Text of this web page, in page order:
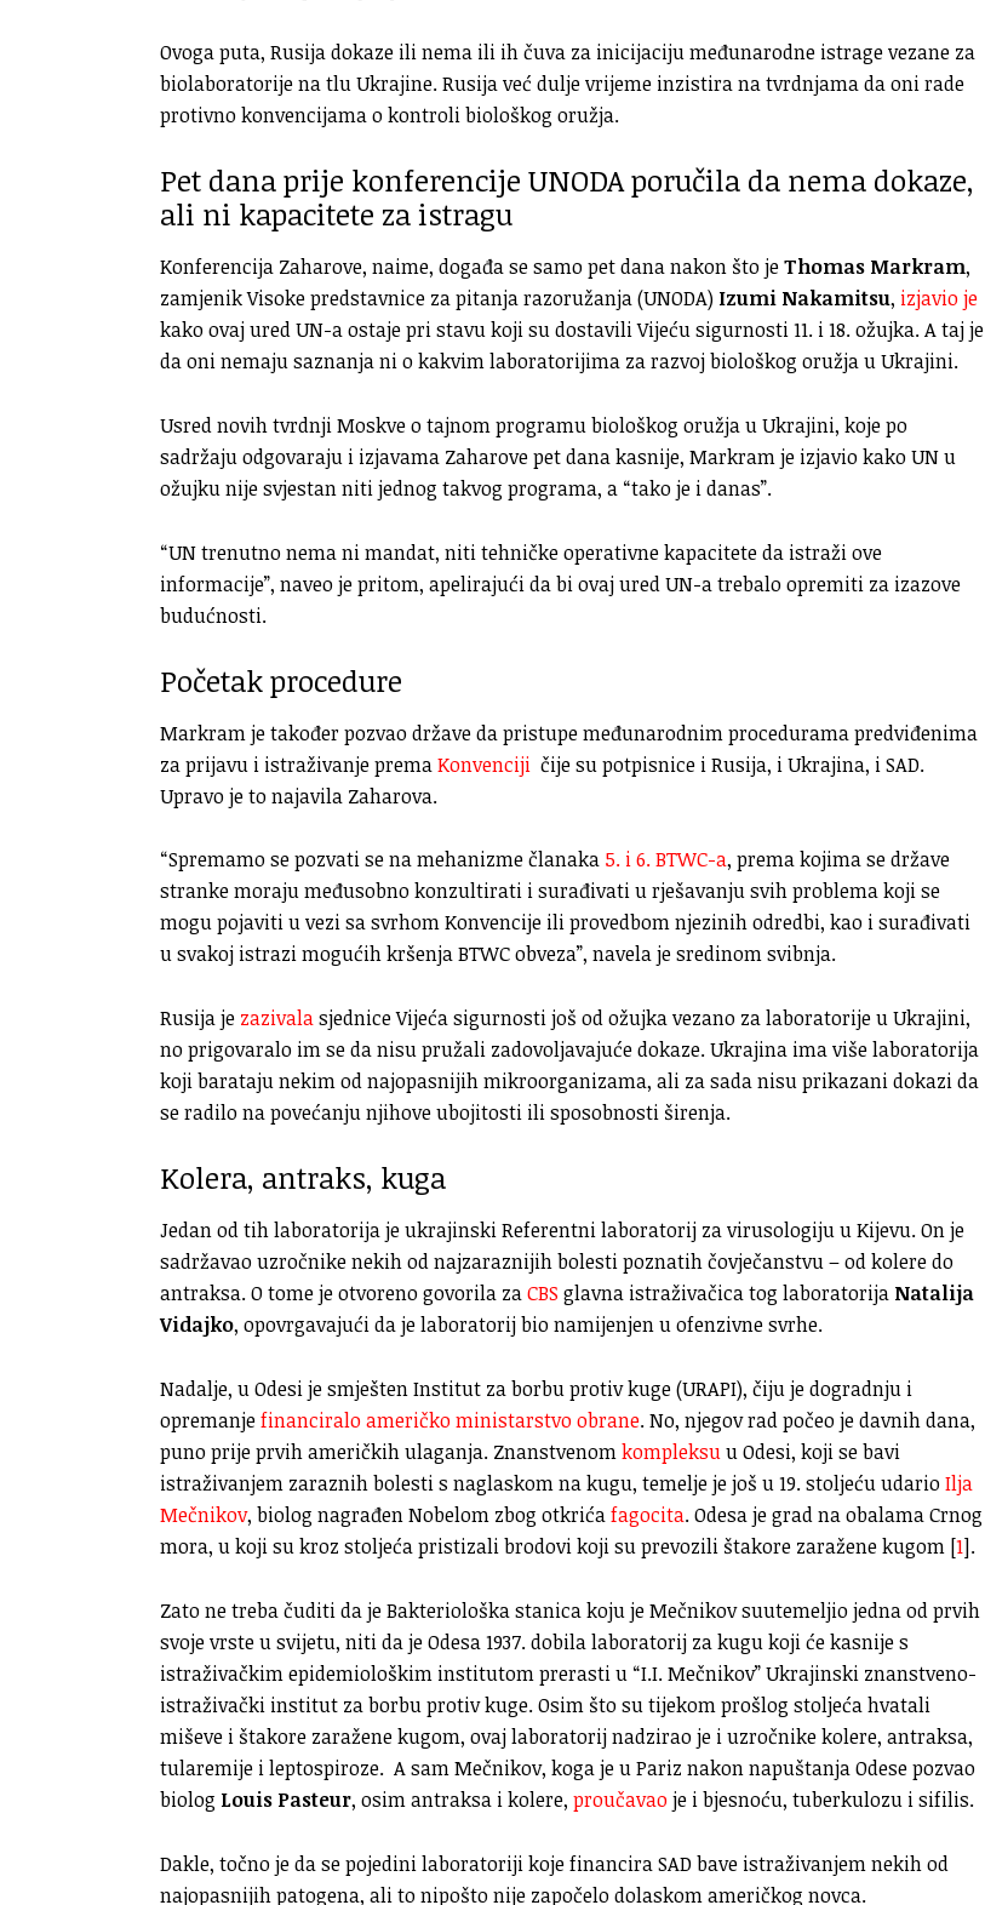
Ovoga puta, Rusija dokaze ili nema ili ih čuva za inicijaciju međunarodne istrage vezane za
biolaboratorije na tlu Ukrajine. Rusija već dulje vrijeme inzistira na tvrdnjama da oni rade
protivno konvencijama o kontroli biološkog oružja.
Pet dana prije konferencije UNODA poručila da nema dokaze,
ali ni kapacitete za istragu
Konferencija Zaharove, naime, događa se samo pet dana nakon što jeThomas Markram,
zamjenik Visoke predstavnice za pitanja razoružanja (UNODA) Izumi Nakamitsu, izjavio je
kako ovaj ured UN-a ostaje pri stavu koji su dostavili Vijeću sigurnosti 11. i 18. ožujka. A taj je
da oni nemaju saznanja ni o kakvim laboratorijima za razvoj biološkog oružja u Ukrajini.
Usred novih tvrdnji Moskve o tajnom programu biološkog oružja u Ukrajini, koje po
sadržaju odgovaraju i izjavama Zaharove pet dana kasnije, Markram je izjavio kako UN u
ožujku nije svjestan niti jednog takvog programa, a “tako je i danas”.
“UN trenutno nema ni mandat, niti tehničke operativne kapacitete da istraži ove
informacije”, naveo je pritom, apelirajući da bi ovaj ured UN-a trebalo opremiti za izazove
budućnosti.
Početak procedure
Markram je također pozvao države da pristupe međunarodnim procedurama predviđenima
za prijavu i istraživanje premaKonvenciji čije su potpisnice i Rusija, i Ukrajina, i SAD.
Upravo je to najavila Zaharova.
“Spremamo se pozvati se na mehanizme članaka 5. i 6. BTWC-a, prema kojima se države
stranke moraju međusobno konzultirati i surađivati u rješavanju svih problema koji se
mogu pojaviti u vezi sa svrhom Konvencije ili provedbom njezinih odredbi, kao i surađivati
u svakoj istrazi mogućih kršenja BTWC obveza”, navela je sredinom svibnja.
Rusija je zazivalasjednice Vijeća sigurnosti još od ožujka vezano za laboratorije u Ukrajini,
no prigovaralo im se da nisu pružali zadovoljavajuće dokaze. Ukrajina ima više laboratorija
koji barataju nekim od najopasnijih mikroorganizama, ali za sada nisu prikazani dokazi da
se radilo na povećanju njihove ubojitosti ili sposobnosti širenja.
Kolera, antraks, kuga
Jedan od tih laboratorija je ukrajinski Referentni laboratorij za virusologiju u Kijevu. On je
sadržavao uzročnike nekih od najzaraznijih bolesti poznatih čovječanstvu – od kolere do
antraksa. O tome je otvoreno govorila zaCBS glavna istraživačica tog laboratorija Natalija
Vidajko, opovrgavajući da je laboratorij bio namijenjen u ofenzivne svrhe.
Nadalje, u Odesi je smješten Institut za borbu protiv kuge (URAPI), čiju je dogradnju i
opremanjefinanciralo američko ministarstvo obrane. No, njegov rad počeo je davnih dana,
puno prije prvih američkih ulaganja. Znanstvenomkompleksuu Odesi, koji se bavi
istraživanjem zaraznih bolesti s naglaskom na kugu, temelje je još u 19. stoljeću udarioIlja
Mečnikov, biolog nagrađen Nobelom zbog otkrićafagocita. Odesa je grad na obalama Crnog
mora, u koji su kroz stoljeća pristizali brodovi koji su prevozili štakore zaražene kugom [1].
Zato ne treba čuditi da je Bakteriološka stanica koju je Mečnikov suutemeljio jedna od prvih
svoje vrste u svijetu, niti da je Odesa 1937. dobila laboratorij za kugu koji će kasnije s
istraživačkim epidemiološkim institutom prerasti u “I.I. Mečnikov” Ukrajinski znanstveno-
istraživački institut za borbu protiv kuge. Osim što su tijekom prošlog stoljeća hvatali
miševe i štakore zaražene kugom, ovaj laboratorij nadzirao je i uzročnike kolere, antraksa,
tularemije i leptospiroze. A sam Mečnikov, koga je u Pariz nakon napuštanja Odese pozvao
biolog Louis Pasteur, osim antraksa i kolere, proučavaoje i bjesnoću, tuberkulozu i sifilis.
Dakle, točno je da se pojedini laboratoriji koje financira SAD bave istraživanjem nekih od
najopasnijih patogena, ali to nipošto nije započelo dolaskom američkog novca.